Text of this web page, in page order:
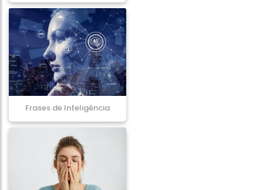
Frases de Inteligência